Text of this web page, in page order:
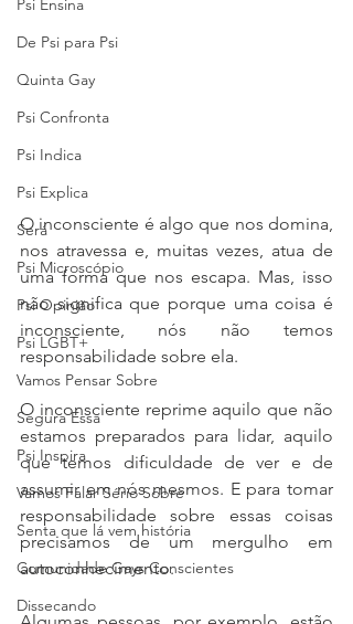
Psi Ensina
De Psi para Psi
Quinta Gay
Psi Confronta
Psi Indica
Psi Explica
Será
Psi Microscópio
Psi Opinião
Psi LGBT+
Vamos Pensar Sobre
Segura Essa
Psi Inspira
Vamos Falar Sério Sobre
Senta que lá vem história
Comunidade Gays Conscientes
Dissecando
O inconsciente é algo que nos domina,
nos atravessa e, muitas vezes, atua de
uma forma que nos escapa. Mas, isso
não significa que porque uma coisa é
inconsciente, nós não temos
responsabilidade sobre ela.
O inconsciente reprime aquilo que não
estamos preparados para lidar, aquilo
que temos dificuldade de ver e de
assumir em nós mesmos. E para tomar
responsabilidade sobre essas coisas
precisamos de um mergulho em
autoconhecimento.